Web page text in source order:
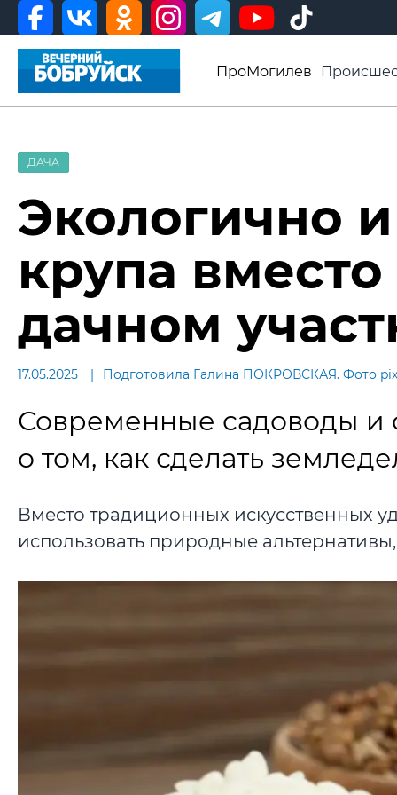
ПроМогилев
Видео ВБ
ДАЧА
Экологично
крупа
дачном
17.05.2025 Подготовила Галина ПОКРОВСКАЯ. Фото
Современные садоводы
о том, как сделать
Вместо традиционных искусственных
использовать природные